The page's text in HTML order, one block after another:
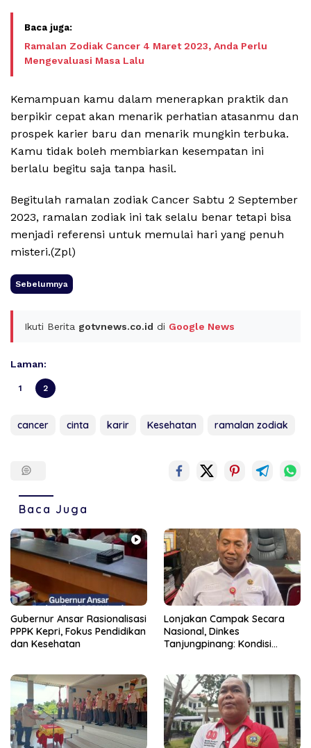
Ramalan Zodiak Cancer 4 Maret 2023, Anda Perlu
Mengevaluasi Masa Lalu
Kemampuan kamu dalam menerapkan praktik dan
berpikir cepat akan menarik perhatian atasanmu dan
prospek karier baru dan menarik mungkin terbuka.
Kamu tidak boleh membiarkan kesempatan ini
berlalu begitu saja tanpa hasil.
Begitulah ramalan zodiak Cancer Sabtu 2 September
2023, ramalan zodiak ini tak selalu benar tetapi bisa
menjadi referensi untuk memulai hari yang penuh
misteri.(Zpl)
Sebelumnya
Ikuti Berita gotvnews.co.id di Google News
Laman:
1 2
cancer cinta karir Kesehatan ramalan zodiak
Baca Juga
Gubernur Ansar Rasionalisasi
PPPK Kepri, Fokus Pendidikan
dan Kesehatan
Lonjakan Campak Secara
Nasional, Dinkes
Tanjungpinang: Kondisi